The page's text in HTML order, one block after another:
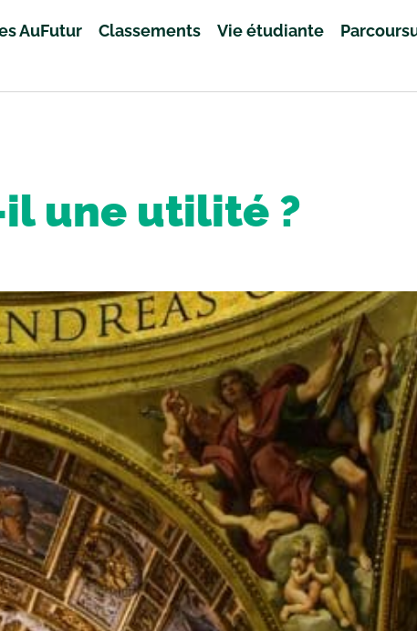
AuFutur Classements Vie étudiante
il une utilité ?